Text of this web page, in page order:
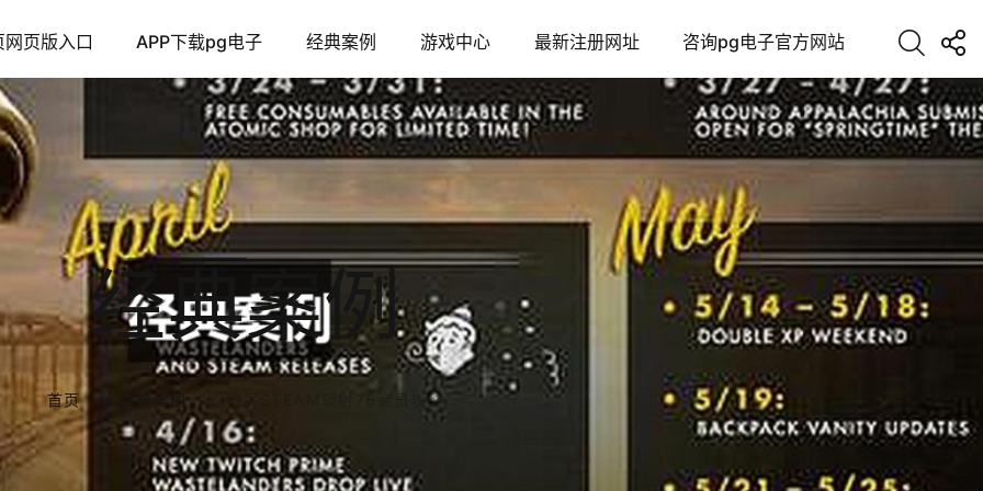
网页版入口 APP下载pg电子 经典案例 游戏中心 最新注册网址 咨询pg电子官方网站
经典案例
首页 经典案例 购买STEAM辐射76会员攻略